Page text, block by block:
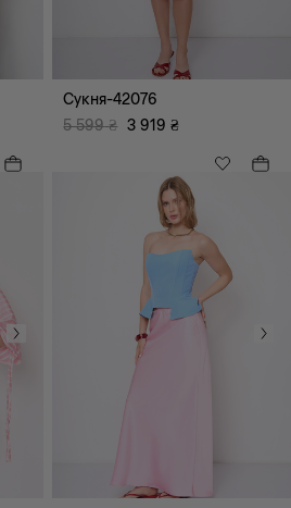
Сукня-42076
5 599 ₴ 3 919 ₴